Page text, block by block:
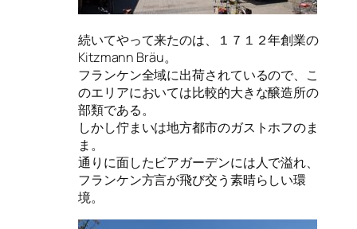
続いてやって来たのは、１７１２年創業の
Kitzmann Bräu。
フランケン全域に出荷されているので、こ
のエリアにおいては比較的大きな醸造所の
部類である。
しかし佇まいは地方都市のガストホフのま
ま。
通りに面したビアガーデンには人で溢れ、
フランケン方言が飛び交う素晴らしい環
境。